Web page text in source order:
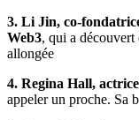
3. Li Jin, co-
Web3, qui a
allongée
4. Regina Hall, actrice
appeler un proche. Sa